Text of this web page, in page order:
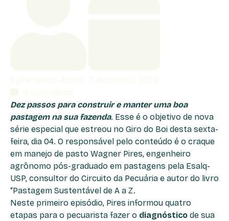
Dez passos para construir e manter uma boa
pastagem na sua fazenda. Esse é o objetivo de nova
série especial que estreou no Giro do Boi desta sexta-
feira, dia 04. O responsável pelo conteúdo é o craque
em manejo de pasto Wagner Pires, engenheiro
agrônomo pós-graduado em pastagens pela Esalq-
USP, consultor do Circuito da Pecuária e autor do livro
“Pastagem Sustentável de A a Z.
Neste primeiro episódio, Pires informou quatro
etapas para o pecuarista fazer o diagnóstico de sua